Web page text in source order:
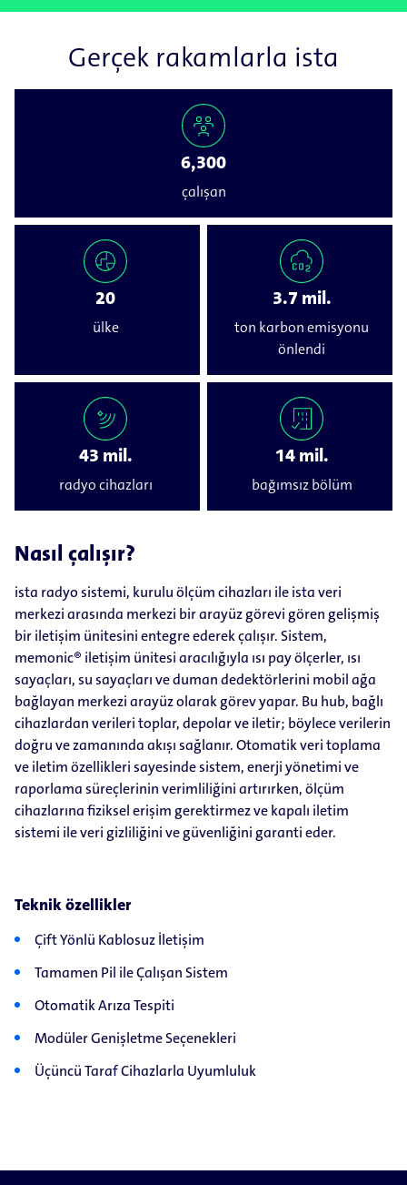
Gerçek rakamlarla ista
6,300
çalışan
20
ülke
3.7 mil.
ton karbon emisyonu
önlendi
43 mil.
radyo cihazları
14 mil.
bağımsız bölüm
Nasıl çalışır?
ista radyo sistemi, kurulu ölçüm cihazları ile ista veri
merkezi arasında merkezi bir arayüz görevi gören gelişmiş
bir iletişim ünitesini entegre ederek çalışır. Sistem,
memonic® iletişim ünitesi aracılığıyla ısı pay ölçerler, ısı
sayaçları, su sayaçları ve duman dedektörlerini mobil ağa
bağlayan merkezi arayüz olarak görev yapar. Bu hub, bağlı
cihazlardan verileri toplar, depolar ve iletir; böylece verilerin
doğru ve zamanında akışı sağlanır. Otomatik veri toplama
ve iletim özellikleri sayesinde sistem, enerji yönetimi ve
raporlama süreçlerinin verimliliğini artırırken, ölçüm
cihazlarına fiziksel erişim gerektirmez ve kapalı iletim
sistemi ile veri gizliliğini ve güvenliğini garanti eder.
Teknik özellikler
Çift Yönlü Kablosuz İletişim
Tamamen Pil ile Çalışan Sistem
Otomatik Arıza Tespiti
Modüler Genişletme Seçenekleri
Üçüncü Taraf Cihazlarla Uyumluluk